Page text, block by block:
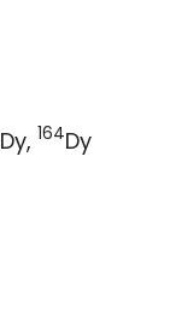
Dy, 164Dy